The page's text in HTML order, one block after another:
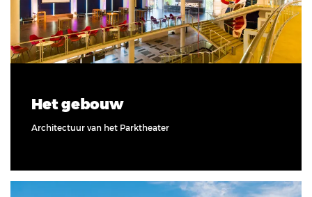
Het gebouw
Architectuur van het Parktheater